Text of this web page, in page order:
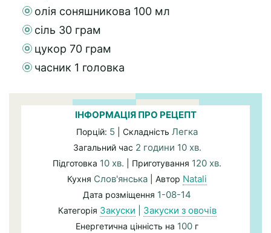
олія соняшникова 100 мл
сіль 30 грам
цукор 70 грам
часник 1 головка
ІНФОРМАЦІЯ ПРО РЕЦЕПТ
Порцій: 5 | Складність Легка
Загальний час 2 години 10 хв.
Підготовка 10 хв. | Приготування 120 хв.
Кухня Слов'янська | Автор Natali
Дата розміщення 1-08-14
Категорія Закуски Закуски з овочів
Енергетична цінність на 100 г